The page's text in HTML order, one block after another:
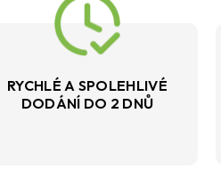
RYCHLÉ A SPOLEHLIVÉ
DODÁNÍ DO 2 DNŮ